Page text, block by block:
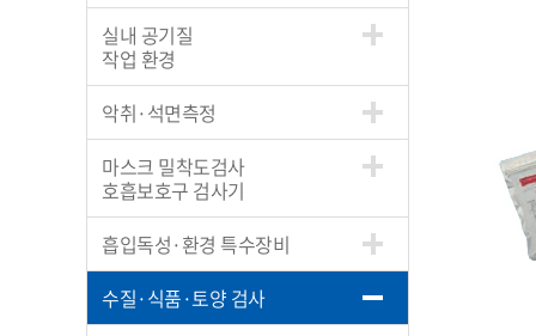
실내 공기질
작업 환경
악취·석면측정
마스크 밀착도검사
호흡보호구 검사기
흡입독성·환경 특수장비
수질·식품·토양 검사